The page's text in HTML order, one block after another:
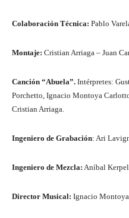
Colaboración Técnica: Pablo
Montaje: Cristian Arriaga – Juan
Canción “Abuela”. Intérpretes:
Porchetto, Ignacio Montoya
Cristian Arriaga.
Ingeniero de Grabación: Ari
Ingeniero de Mezcla: Aníbal Kerpel
Director Musical: Ignacio